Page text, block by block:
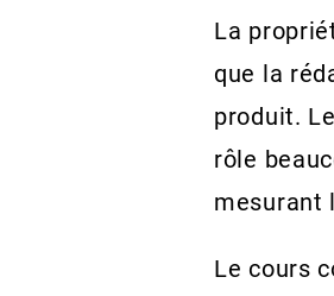
La
que la
produit.
rôle
mesurant
Le cours